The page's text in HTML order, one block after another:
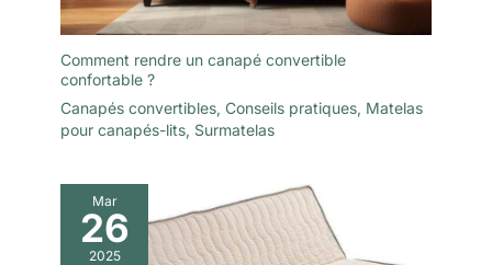
concernant votre commande ou
pour toute question avant
contacter via le bouton « Poser
une question ».
Comment rendre un canapé convertible
confortable ?
Canapés convertibles, Conseils pratiques, Matelas
pour canapés-lits, Surmatelas
Mar
26
2025